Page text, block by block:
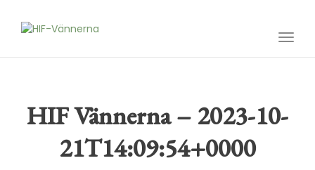
HIF Vännerna – 2023-10-
21T14:09:54+0000